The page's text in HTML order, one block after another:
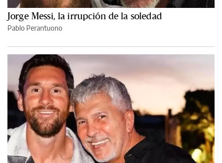
Jorge Messi, la irrupción de la soledad
Pablo Perantuono